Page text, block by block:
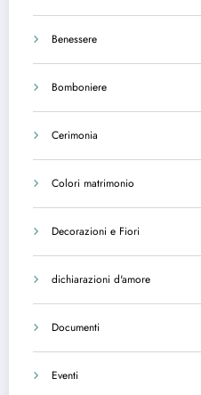
Benessere
Bomboniere
Cerimonia
Colori matrimonio
Decorazioni e Fiori
dichiarazioni d'amore
Documenti
Eventi